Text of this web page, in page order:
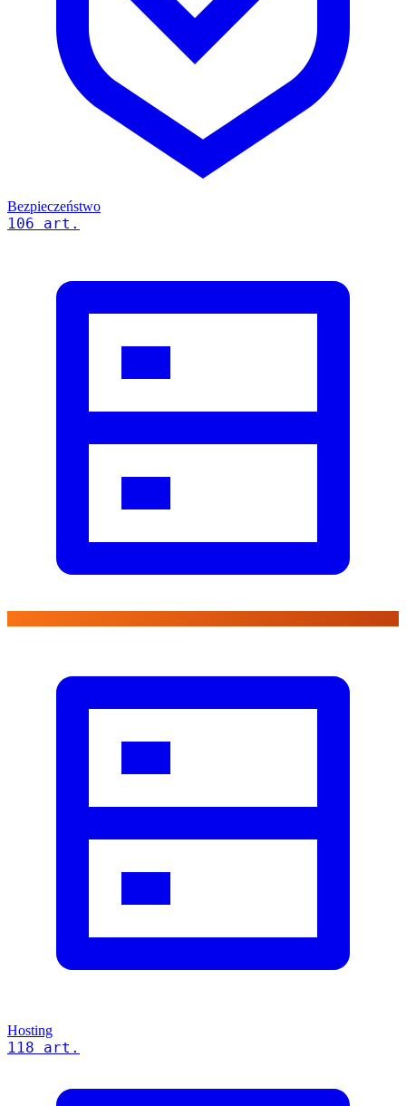
Bezpieczeństwo
106 art.
Hosting
118 art.